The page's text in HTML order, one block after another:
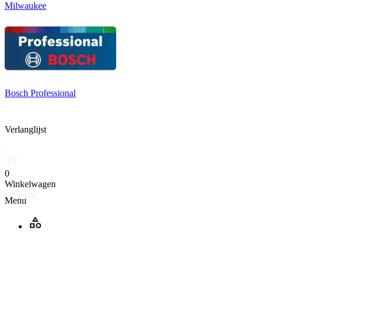
Milwaukee
Bosch Professional
Verlanglijst
0
Winkelwagen
Menu